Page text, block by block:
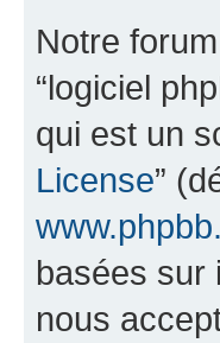
Notre
“logiciel
qui est un
License”
basées sur
nous